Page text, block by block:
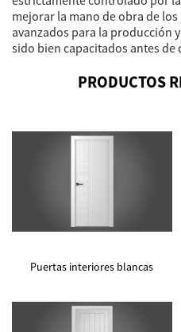
mejorar la mano de obra de
avanzados para la producción
sido bien capacitados antes de
PRODUCTOS
Puertas interiores blancas